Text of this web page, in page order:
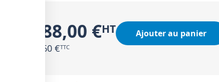
1 288,00 €
1 545,60 €
Ajouter au panier